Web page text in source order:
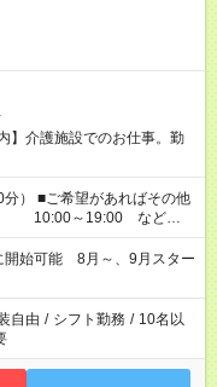
】介護施設でのお仕事。勤
その他
10:00～19:00 など
きれば残業はしたくない」
ご紹介します！ ※Wワ
望する勤務時間と、もう1つ
間を超える場合は応募でき
始可能 8月～、9月スター
自由 / シフト勤務 / 10名以